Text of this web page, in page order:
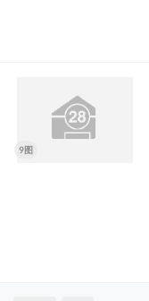
9图